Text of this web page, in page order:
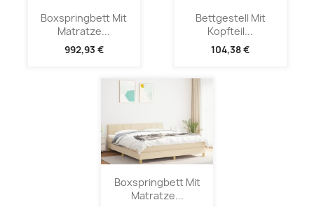
Boxspringbett Mit
Matratze...
992,93 €
Bettgestell Mit
Kopfteil...
104,38 €
Boxspringbett Mit
Matratze...